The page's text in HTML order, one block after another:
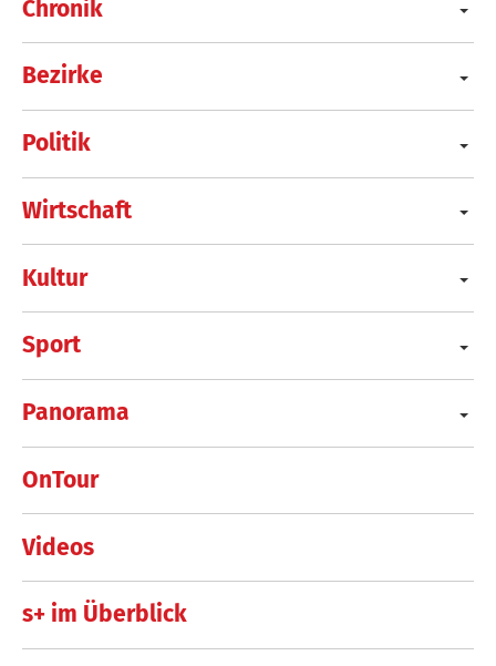
Chronik
Bezirke
Politik
Wirtschaft
Kultur
Sport
Panorama
OnTour
Videos
s+ im Überblick